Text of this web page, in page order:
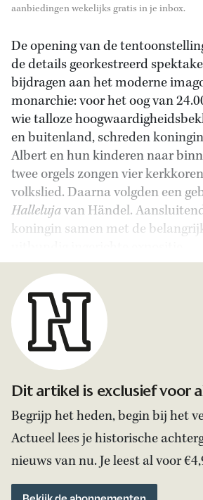
aanbiedingen wekelijks gratis in je inbox.
De opening van de
de details georkestreerd
bijdragen aan het moderne
monarchie: voor het oog van
wie talloze
en buitenland, schreden
Albert en hun kinderen naar
twee orgels zongen vier
volkslied. Daarna volgden een
Hallelujavan Händel.
koningin samen met de
Dit artikel is exclusief voor
Begrijp het heden, begin bij het
Actueel lees je historische
nieuws van nu. Je leest al voor